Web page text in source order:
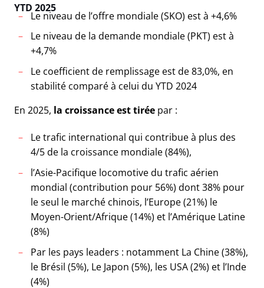
YTD 2025
Le niveau de l’offre mondiale (SKO) est à +4,6%
Le niveau de la demande mondiale (PKT) est à
+4,7%
Le coefficient de remplissage est de 83,0%, en
stabilité comparé à celui du YTD 2024
En 2025, la croissance est tirée par :
Le trafic international qui contribue à plus des
4/5 de la croissance mondiale (84%),
l’Asie-Pacifique locomotive du trafic aérien
mondial (contribution pour 56%) dont 38% pour
le seul le marché chinois, l’Europe (21%) le
Moyen-Orient/Afrique (14%) et l’Amérique Latine
(8%)
Par les pays leaders : notamment La Chine (38%),
le Brésil (5%), Le Japon (5%), les USA (2%) et l’Inde
(4%)